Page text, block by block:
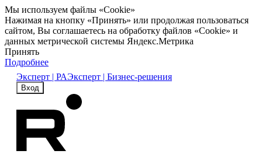
Мы используем файлы «Cookie»
Нажимая на кнопку «Принять» или продолжая пользоваться
сайтом, Вы соглашаетесь на обработку файлов «Cookie» и
данных метрической системы Яндекс.Метрика
Принять
Подробнее
Эксперт | РАЭксперт | Бизнес-решения
Вход